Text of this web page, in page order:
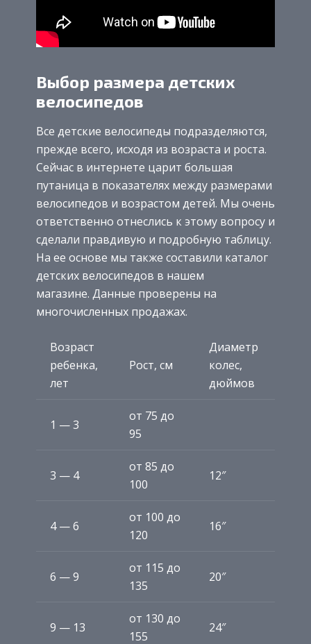
Выбор размера детских
велосипедов
Все детские велосипеды подразделяются,
прежде всего, исходя из возраста и роста.
Сейчас в интернете царит большая
путаница в показателях между размерами
велосипедов и возрастом детей. Мы очень
ответственно отнеслись к этому вопросу и
сделали правдивую и подробную таблицу.
На ее основе мы также составили каталог
детских велосипедов в нашем
магазине. Данные проверены на
многочисленных продажах.
Возраст
ребенка,
лет
Рост, см
Диаметр
колес,
дюймов
1 — 3
от 75 до
95
3 — 4
от 85 до
100
12″
4 — 6
от 100 до
120
16″
6 — 9
от 115 до
135
20″
9 — 13
от 130 до
155
24″